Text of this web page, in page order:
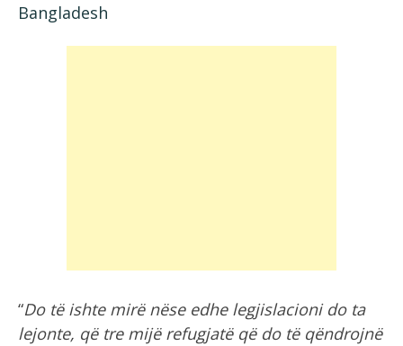
Bangladesh
“Do të ishte mirë nëse edhe legjislacioni do ta
lejonte, që tre mijë refugjatë që do të qëndrojnë